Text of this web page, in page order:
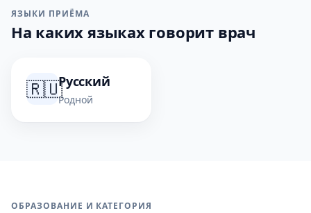
ЯЗЫКИ ПРИЁМА
На каких языках говорит врач
🇷🇺Русский
Родной
ОБРАЗОВАНИЕ И КАТЕГОРИЯ